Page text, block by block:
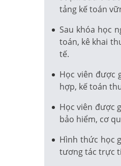
tảng kế toán
Sau khóa học
toán, kê khai
tế.
Học viên được
hợp, kế toán
Học viên được
bảo hiểm, cơ
Hình thức học
tương tác trực